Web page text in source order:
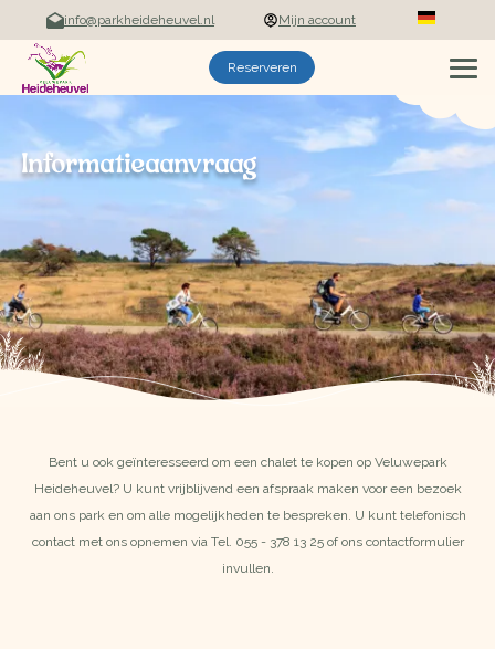
info@parkheideheuvel.nl Mijn account Nederlands
Reserveren
Informatieaanvraag
Bent u ook geïnteresseerd om een chalet te kopen op Veluwepark
Heideheuvel? U kunt vrijblijvend een afspraak maken voor een bezoek
aan ons park en om alle mogelijkheden te bespreken. U kunt telefonisch
contact met ons opnemen via Tel. 055 - 378 13 25 of ons contactformulier
invullen.